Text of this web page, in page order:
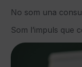
No som una
Som l’impuls que